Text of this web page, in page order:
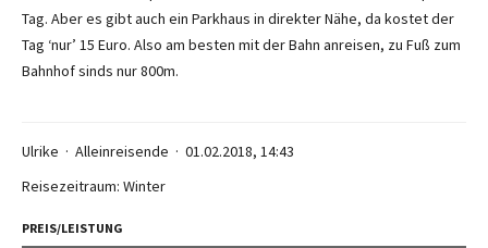
Tag. Aber es gibt auch ein Parkhaus in direkter Nähe, da kostet der
Tag ‘nur’ 15 Euro. Also am besten mit der Bahn anreisen, zu Fuß zum
Bahnhof sinds nur 800m.
Ulrike Alleinreisende
01.02.2018, 14:43
Reisezeitraum: Winter
PREIS/LEISTUNG